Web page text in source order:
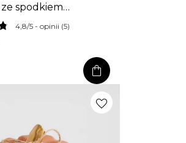
spodkiem
4,8/5 - opinii (5)